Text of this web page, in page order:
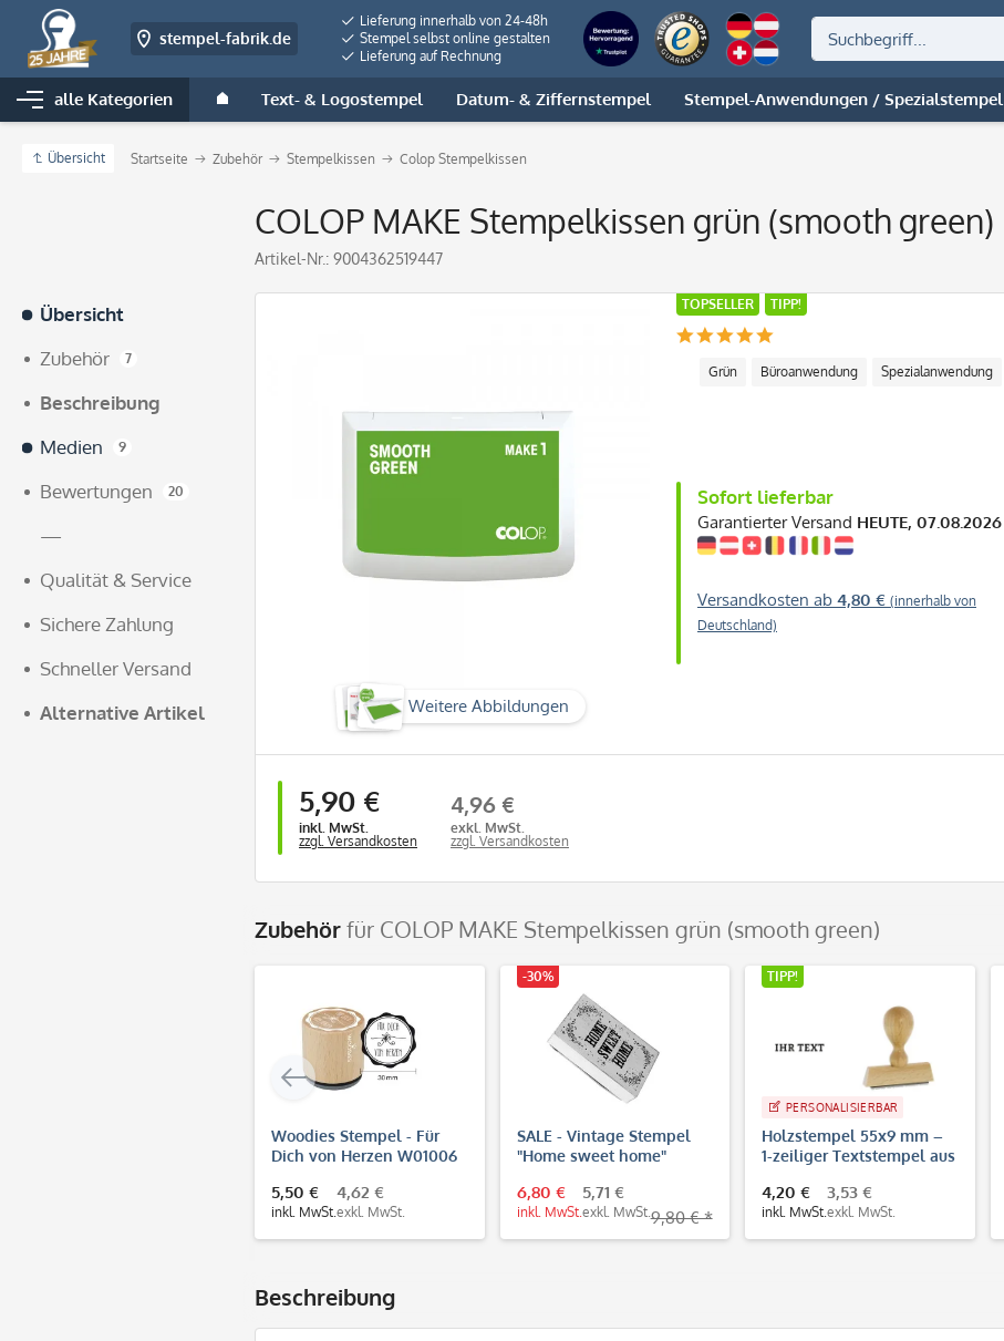
stempel-fabrik.de
Lieferung innerhalb von 24-48h
Stempel selbst online gestalten
Lieferung auf Rechnung
alle Kategorien Text- & Logostempel Datum- & Ziffernstempel Stempel-Anwendungen / Spezialstempel
Übersicht Startseite Zubehör Stempelkissen Colop Stempelkissen
COLOP MAKE Stempelkissen grün (smooth green)
Artikel-Nr.: 9004362519447
Übersicht
Zubehör
7
Beschreibung
Medien
9
Bewertungen 20
—
Qualität & Service
Sichere Zahlung
Schneller Versand
Alternative Artikel
Weitere Abbildungen
TOPSELLER TIPP!
Grün Büroanwendung Spezialanwendung
Sofort lieferbar
Garantierter Versand HEUTE, 07.08.2026
Versandkosten ab 4,80 € (innerhalb von
Deutschland)
5,90 €
inkl. MwSt.
zzgl. Versandkosten
4,96 €
exkl. MwSt.
zzgl. Versandkosten
Zubehörfür COLOP MAKE Stempelkissen grün (smooth green)
Woodies Stempel - Für
Dich von Herzen W01006
5,50 €
inkl. MwSt.
4,62 €
exkl. MwSt.
-30%
SALE - Vintage Stempel
"Home sweet home"
6,80 €
inkl. MwSt.
5,71 €
exkl. MwSt.9,80 € *
TIPP!
PERSONALISIERBAR
Holzstempel 55x9 mm –
1-zeiliger Textstempel aus
4,20 €
inkl. MwSt.
3,53 €
exkl. MwSt.
Beschreibung